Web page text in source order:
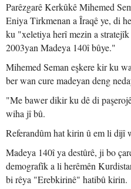
Parêzgarê Kerkûkê Mihemed
Eniya Tirkmenan a Îraqê ye, di
ku "xeletiya herî mezin a
2003yan Madeya 140î bûye."
Mihemed Seman eşkere kir ku
ber wan cure madeyan deng
"Me bawer dikir ku dê di
wiha jî bû.
Referandûm hat kirin û em li dijî
Madeya 140î ya destûrê, ji bo
demografîk a li herêmên
bi rêya "Erebkirinê" hatibû kirin.